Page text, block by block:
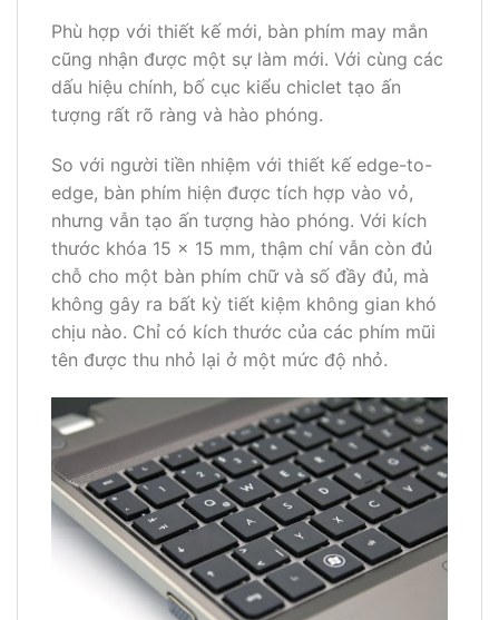
Phù hợp với thiết kế mới, bàn phím may mắn
cũng nhận được một sự làm mới. Với cùng các
dấu hiệu chính, bố cục kiểu chiclet tạo ấn
tượng rất rõ ràng và hào phóng.
So với người tiền nhiệm với thiết kế edge-to-
edge, bàn phím hiện được tích hợp vào vỏ,
nhưng vẫn tạo ấn tượng hào phóng. Với kích
thước khóa 15 x 15 mm, thậm chí vẫn còn đủ
chỗ cho một bàn phím chữ và số đầy đủ, mà
không gây ra bất kỳ tiết kiệm không gian khó
chịu nào. Chỉ có kích thước của các phím mũi
tên được thu nhỏ lại ở một mức độ nhỏ.